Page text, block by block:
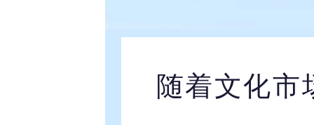
随着文化市